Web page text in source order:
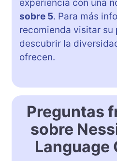
experiencia con una
sobre 5. Para más
recomienda visitar su
descubrir la
ofrecen.
Preguntas
sobre
Language